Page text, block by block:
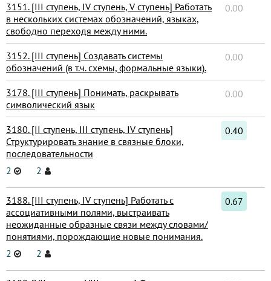
3151. [III ступень, IV ступень, V ступень] Работать
в нескольких системах обозначений, языках,
свободно переходя между ними.
0.00
3152. [III ступень] Создавать системы
обозначений (в т.ч. схемы, формальные языки).
0.00
3178. [III ступень] Понимать, раскрывать
символический язык
0.00
3180. [II ступень, III ступень, IV ступень]
Структурировать знание в связные блоки,
последовательности
2
2
0.40
3188. [III ступень, IV ступень] Работать с
ассоциативными полями, выстраивать
неожиданные образные связи между словами/
понятиями, порождающие новые понимания.
2
2
0.67